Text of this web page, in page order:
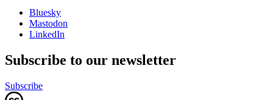
Bluesky
Mastodon
LinkedIn
Subscribe to our newsletter
Subscribe